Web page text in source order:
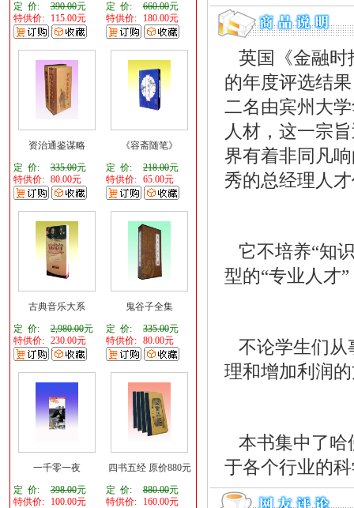
定 价:
390.00元
特供价:
115.00元
定 价:
660.00元
特供价:
180.00元
资治通鉴谋略
定 价:
335.00元
特供价:
80.00元
《容斋随笔》
定 价:
218.00元
特供价: 65.00元
古典音乐大系
定 价:
2,980.00元
特供价:
230.00元
鬼谷子全集
定 价:
335.00元
特供价: 80.00元
一千零一夜
定 价:
398.00元
特供价:
100.00元
四书五经 原价880元
定 价:
880.00元
特供价:
160.00元
英国《金融时
的年度评选结
二名由宾州大
人材，这一宗
界有着非同凡
秀的总经理人
它不培养“知
型的“专业人才
不论学生们从
理和增加利润
本书集中了哈
于各个行业的